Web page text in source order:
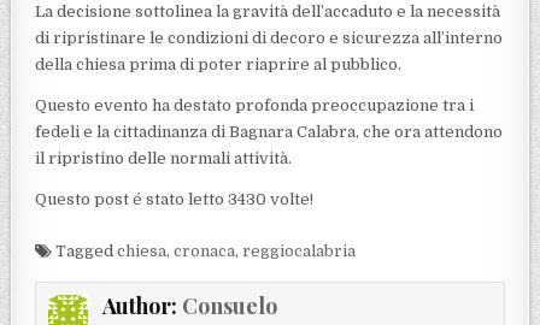
La decisione sottolinea la gravità dell’accaduto e la necessità
di ripristinare le condizioni di decoro e sicurezza all’interno
della chiesa prima di poter riaprire al pubblico.
Questo evento ha destato profonda preoccupazione tra i
fedeli e la cittadinanza di Bagnara Calabra, che ora attendono
il ripristino delle normali attività.
Questo post é stato letto 3430 volte!
Taggedchiesa,cronaca,reggiocalabria
Author: Consuelo